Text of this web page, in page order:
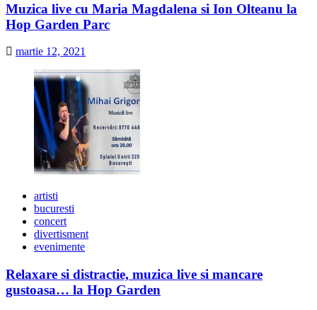
Muzica live cu Maria Magdalena si Ion Olteanu la
Hop Garden Parc
martie 12, 2021
artisti
bucuresti
concert
divertisment
evenimente
Relaxare si distractie, muzica live si mancare
gustoasa… la Hop Garden